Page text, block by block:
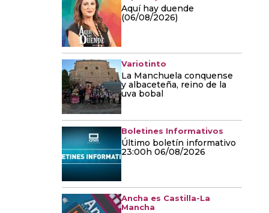
Aquí hay duende
(06/08/2026)
Variotinto
La Manchuela conquense
y albaceteña, reino de la
uva bobal
Boletines Informativos
Último boletín informativo
23:00h 06/08/2026
Ancha es Castilla-La
Mancha